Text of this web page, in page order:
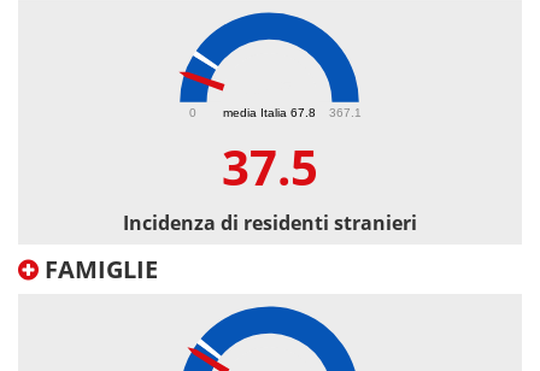
media Italia 67.8
0 367.1
37.5
Incidenza di residenti stranieri
FAMIGLIE